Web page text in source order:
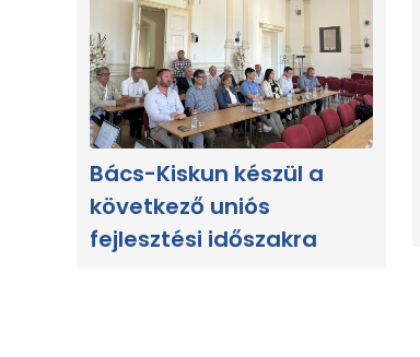
Bács-Kiskun készül a
következő uniós
fejlesztési időszakra